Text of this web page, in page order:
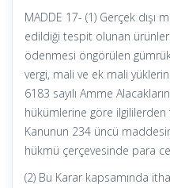
MADDE 17- (1) Gerçek
edildiği tespit olunan
ödenmesi öngörülen
vergi, mali ve ek mali
6183 sayılı Amme
hükümlerine göre ilgililerden
Kanunun 234 üncü
hükmü çerçevesinde para
(2) Bu Karar kapsamında